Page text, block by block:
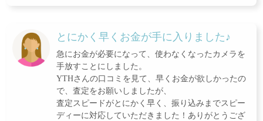
とにかく早くお金が手に入りました♪
急にお金が必要になって、使わなくなったカメラを
手放すことにしました。
YTHさんの口コミを見て、早くお金が欲しかったの
で、査定をお願いしましたが、
査定スピードがとにかく早く、振り込みまでスピー
ディーに対応していただきました！ありがとうござ